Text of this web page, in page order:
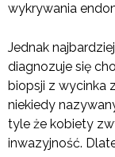
wykrywania
Jednak
diagnozuje się
biopsji z wycinka
niekiedy
tyle że kobiety
inwazyjność.